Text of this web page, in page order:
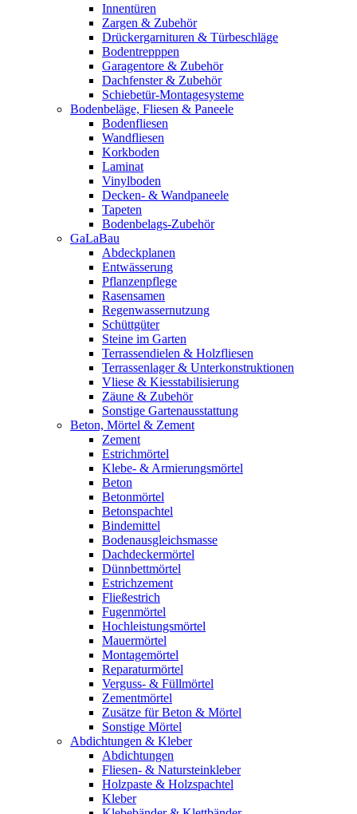
Innentüren
Zargen & Zubehör
Drückergarnituren & Türbeschläge
Bodentrepppen
Garagentore & Zubehör
Dachfenster & Zubehör
Schiebetür-Montagesysteme
Bodenbeläge, Fliesen & Paneele
Bodenfliesen
Wandfliesen
Korkboden
Laminat
Vinylboden
Decken- & Wandpaneele
Tapeten
Bodenbelags-Zubehör
GaLaBau
Abdeckplanen
Entwässerung
Pflanzenpflege
Rasensamen
Regenwassernutzung
Schüttgüter
Steine im Garten
Terrassendielen & Holzfliesen
Terrassenlager & Unterkonstruktionen
Vliese & Kiesstabilisierung
Zäune & Zubehör
Sonstige Gartenausstattung
Beton, Mörtel & Zement
Zement
Estrichmörtel
Klebe- & Armierungsmörtel
Beton
Betonmörtel
Betonspachtel
Bindemittel
Bodenausgleichsmasse
Dachdeckermörtel
Dünnbettmörtel
Estrichzement
Fließestrich
Fugenmörtel
Hochleistungsmörtel
Mauermörtel
Montagemörtel
Reparaturmörtel
Verguss- & Füllmörtel
Zementmörtel
Zusätze für Beton & Mörtel
Sonstige Mörtel
Abdichtungen & Kleber
Abdichtungen
Fliesen- & Natursteinkleber
Holzpaste & Holzspachtel
Kleber